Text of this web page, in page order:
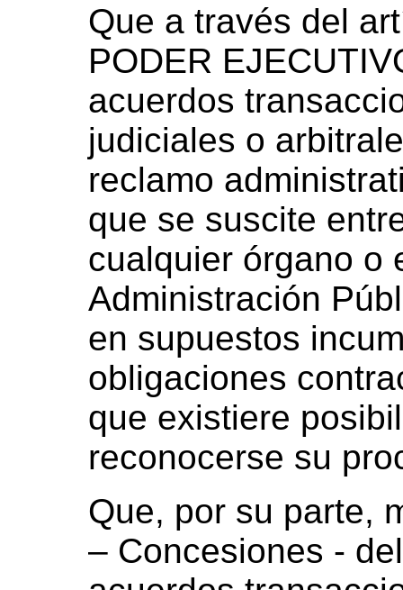
Que a través del
PODER
acuerdos
judiciales o
reclamo
que se suscite
cualquier órgano o
Administración
en supuestos
obligaciones
que existiere
reconocerse su
Que, por su parte,
– Concesiones -